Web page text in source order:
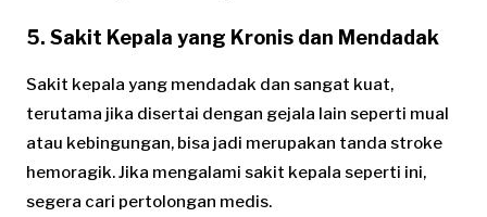
5. Sakit Kepala yang Kronis dan Mendadak
Sakit kepala yang mendadak dan sangat kuat,
terutama jika disertai dengan gejala lain seperti mual
atau kebingungan, bisa jadi merupakan tanda stroke
hemoragik. Jika mengalami sakit kepala seperti ini,
segera cari pertolongan medis.